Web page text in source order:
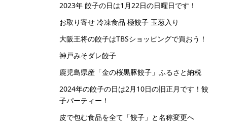
2023年 餃子の日は1月22日の日曜日です！
お取り寄せ 冷凍食品 極餃子 玉葱入り
大阪王将の餃子はTBSショッピングで買おう！
神戸みそダレ餃子
鹿児島県産「金の桜黒豚餃子」ふるさと納税
2024年の餃子の日は2月10日の旧正月です！餃
子パーティー！
皮で包む食品を全て「餃子」と名称変更へ